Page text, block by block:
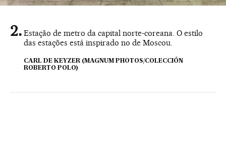
Estação de metro da capital norte-coreana. O estilo
das estações está inspirado no de Moscou.
CARL DE KEYZER (MAGNUM PHOTOS/COLECCIÓN
ROBERTO POLO)